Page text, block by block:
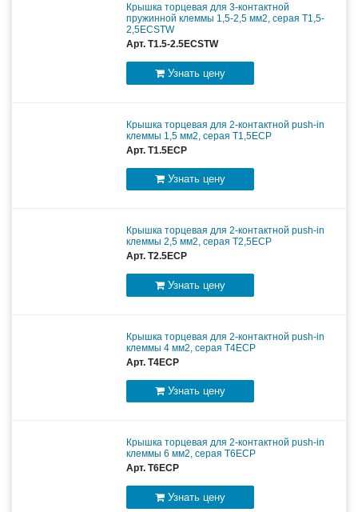
Крышка торцевая для 3-контактной
пружинной клеммы 1,5-2,5 мм2, серая T1,5-
2,5ECSTW
Арт. T1.5-2.5ECSTW
Узнать цену
Крышка торцевая для 2-контактной push-in
клеммы 1,5 мм2, серая T1,5ECP
Арт. T1.5ECP
Узнать цену
Крышка торцевая для 2-контактной push-in
клеммы 2,5 мм2, серая T2,5ECP
Арт. T2.5ECP
Узнать цену
Крышка торцевая для 2-контактной push-in
клеммы 4 мм2, серая T4ECP
Арт. T4ECP
Узнать цену
Крышка торцевая для 2-контактной push-in
клеммы 6 мм2, серая T6ECP
Арт. T6ECP
Узнать цену